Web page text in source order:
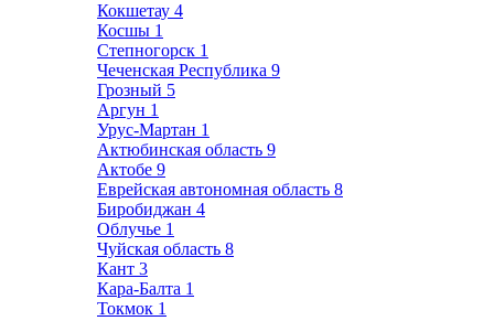
Кокшетау 4
Косшы 1
Степногорск 1
Чеченская Республика 9
Грозный 5
Аргун 1
Урус-Мартан 1
Актюбинская область 9
Актобе 9
Еврейская автономная область 8
Биробиджан 4
Облучье 1
Чуйская область 8
Кант 3
Кара-Балта 1
Токмок 1